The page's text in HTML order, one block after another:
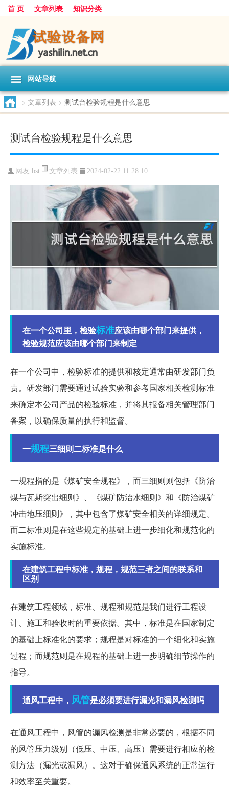
首 页 文章列表 知识分类
网站导航
> 文章列表 > 测试台检验规程是什么意思
测试台检验规程是什么意思
网友:bst 文章列表 2024-02-22 11:28:10
在一个公司里，检验标准应该由哪个部门来提供，
检验规范应该由哪个部门来制定
在一个公司中，检验标准的提供和核定通常由研发部门负
责。研发部门需要通过试验实验和参考国家相关检测标准
来确定本公司产品的检验标准，并将其报备相关管理部门
备案，以确保质量的执行和监督。
一规程三细则二标准是什么
一规程指的是《煤矿安全规程》，而三细则则包括《防治
煤与瓦斯突出细则》、《煤矿防治水细则》和《防治煤矿
冲击地压细则》，其中包含了煤矿安全相关的详细规定。
而二标准则是在这些规定的基础上进一步细化和规范化的
实施标准。
在建筑工程中标准，规程，规范三者之间的联系和
区别
在建筑工程领域，标准、规程和规范是我们进行工程设
计、施工和验收时的重要依据。其中，标准是在国家制定
的基础上标准化的要求；规程是对标准的一个细化和实施
过程；而规范则是在规程的基础上进一步明确细节操作的
指导。
通风工程中， 风管是必须要进行漏光和漏风检测吗
在通风工程中，风管的漏风检测是非常必要的，根据不同
的风管压力级别（低压、中压、高压）需要进行相应的检
测方法（漏光或漏风）。这对于确保通风系统的正常运行
和效率至关重要。